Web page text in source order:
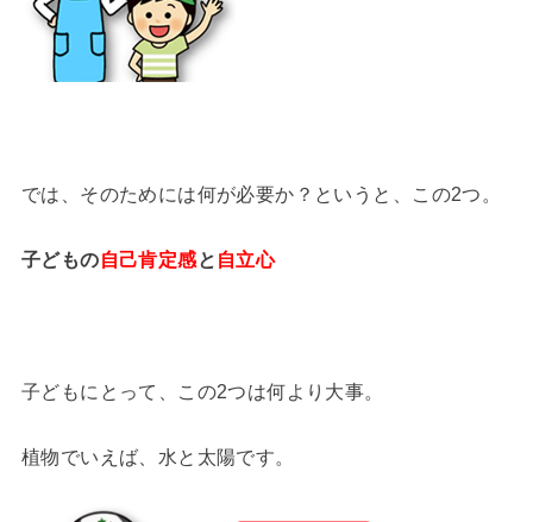
では、そのためには何が必要か？というと、この2つ。
子どもの自己肯定感と 自立心
子どもにとって、この2つは何より大事。
植物でいえば、水と太陽です。